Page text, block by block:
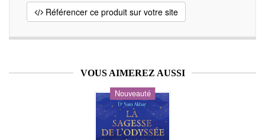
Référencer ce produit sur votre site
VOUS AIMEREZ AUSSI
Nouveauté